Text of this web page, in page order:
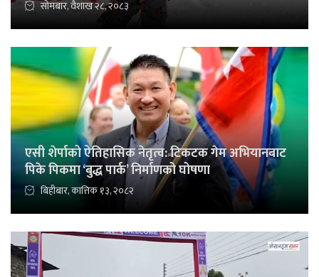
सोमबार, वैशाख २८, २०८३
एसी शेर्पाको ऐतिहासिक नेतृत्व: टिकटक गेम अभियानबाट
पिके पिकमा ‘बुद्ध पार्क’ निर्माणको घोषणा
बिहीबार, कात्तिक १३, २०८२